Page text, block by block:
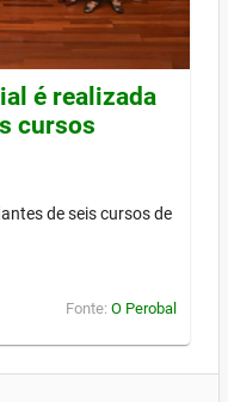
é realizada
cursos
de seis cursos de
Fonte: O Perobal